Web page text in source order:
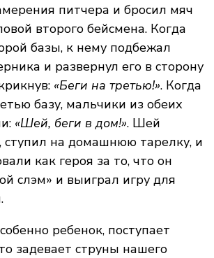
питчера и бросил мяч
второго бейсмена. Когда
базы, к нему подбежал
и развернул его в сторону
«Беги на третью!». Когда
базу, мальчики из обеих
«Шей, беги в дом!». Шей
ступил на домашнюю тарелку, и
как героя за то, что он
слэм» и выиграл игру для
ребенок, поступает
задевает струны нашего